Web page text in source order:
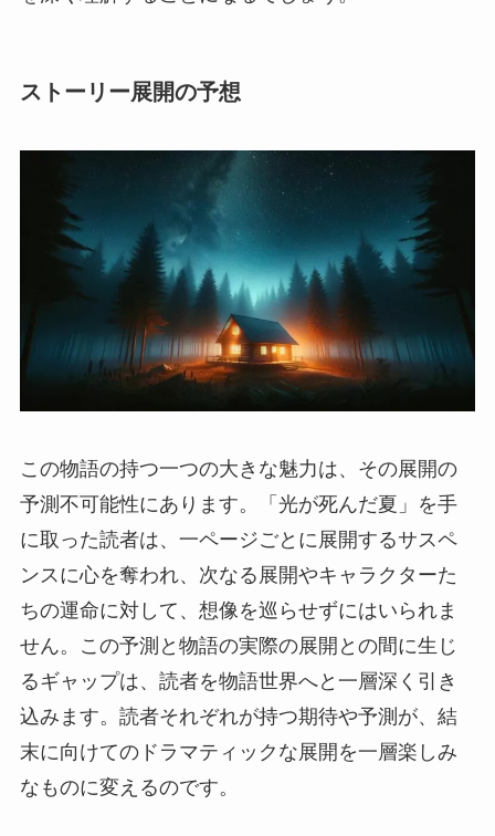
ストーリー展開の予想
この物語の持つ一つの大きな魅力は、その展開の
予測不可能性にあります。「光が死んだ夏」を手
に取った読者は、一ページごとに展開するサスペ
ンスに心を奪われ、次なる展開やキャラクターた
ちの運命に対して、想像を巡らせずにはいられま
せん。この予測と物語の実際の展開との間に生じ
るギャップは、読者を物語世界へと一層深く引き
込みます。読者それぞれが持つ期待や予測が、結
末に向けてのドラマティックな展開を一層楽しみ
なものに変えるのです。